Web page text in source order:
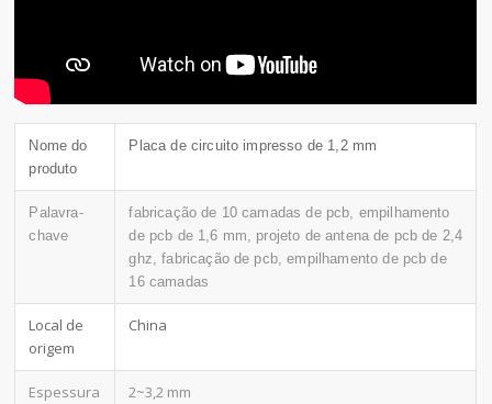
Nome do
produto
Placa de circuito impresso de 1,2 mm
Palavra-
chave
fabricação de 10 camadas de pcb, empilhamento
de pcb de 1,6 mm, projeto de antena de pcb de 2,4
ghz, fabricação de pcb, empilhamento de pcb de
16 camadas
Local de
origem
China
Espessura
2~3,2 mm